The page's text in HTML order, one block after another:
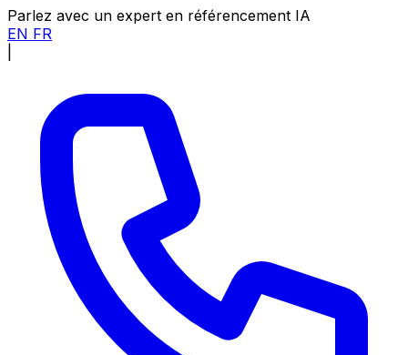
Parlez avec un expert en référencement IA
EN FR